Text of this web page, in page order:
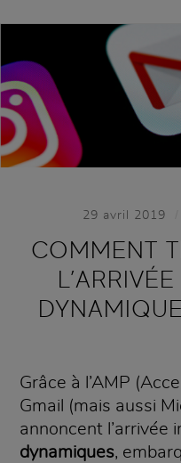
29 avril 2019
COMMENT
Grâce à l’AMP
Gmail (mais aussi
annoncent l’arrivée
dynamiques,